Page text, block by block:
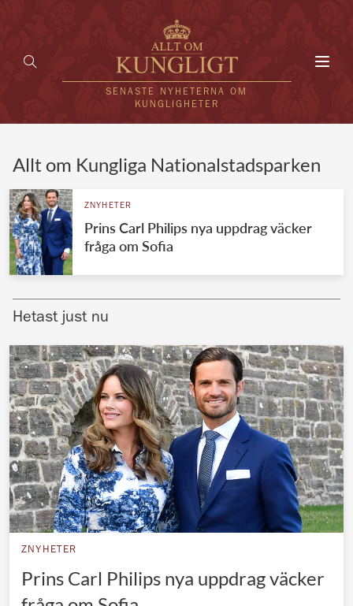
SENASTE NYHETERNA OM
KUNGLIGHETER
UTLÄNDSKT
VÄRLDENS KUNGAHUS
Brittiska kungahuset
Norska kungahuset
Danska kungahuset
Spanska kungahuset
Nederländska kungahuset
Belgiska kungahuset
Jordanska kungahuset
Japanska kejsarhuset
Thailändska kungahuset
Allt om Kungliga Nationalstadsparken
ZNYHETER
Prins Carl Philips nya uppdrag väcker
fråga om Sofia
Hetast just nu
ZNYHETER
Prins Carl Philips nya uppdrag väcker